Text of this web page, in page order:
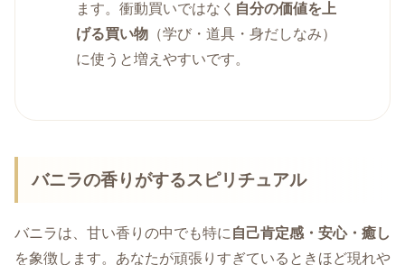
ます。衝動買いではなく 自分の価値を上
げる買い物 （学び・道具・身だしなみ）
に使うと増えやすいです。
バニラの香りがするスピリチュアル
バニラは、甘い香りの中でも特に 自己肯定感・安心・癒し
を象徴します。あなたが頑張りすぎているときほど現れや